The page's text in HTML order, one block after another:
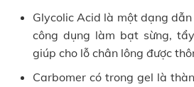
Glycolic Acid là một dạng
công dụng làm bạt sừng,
giúp cho lỗ chân lông được
Carbomer có trong gel là